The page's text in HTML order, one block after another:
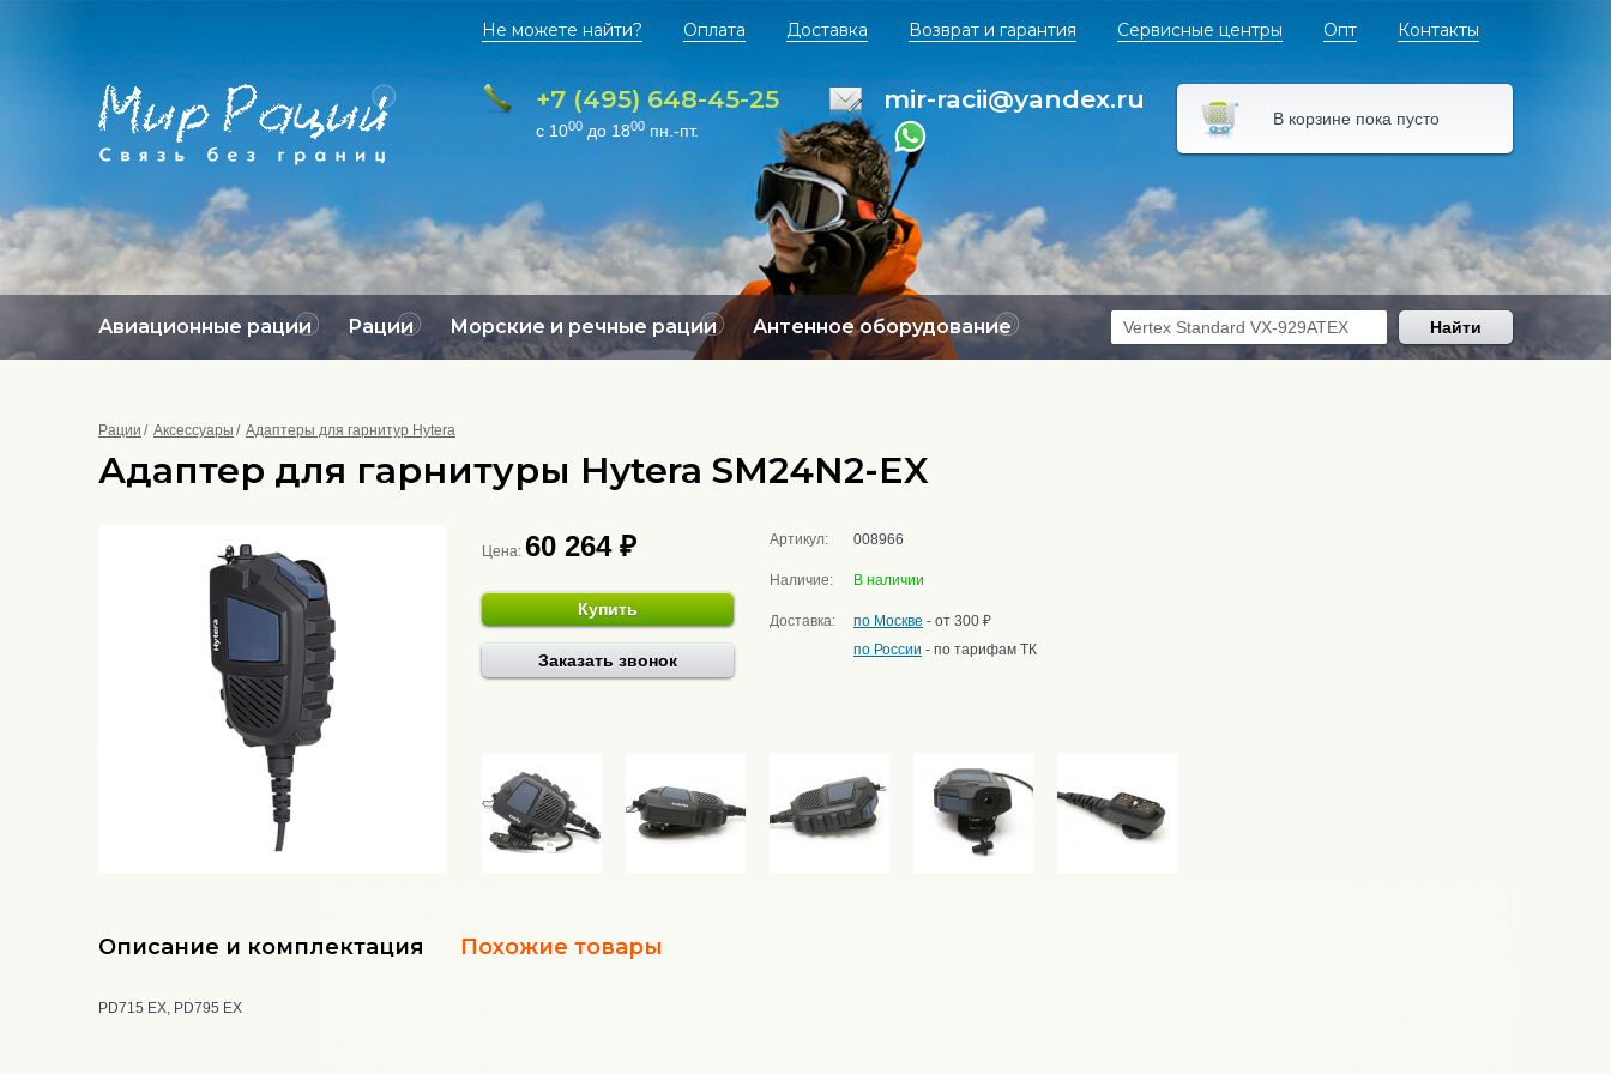
Не можете найти? Оплата Доставка Возврат и гарантия Сервисные центры Опт Контакты
+7 (495) 648-45-25
с 1000 до 1800 пн.-пт.
mir-racii@yandex.ru
В корзине пока пусто
Авиационные рации Рации Морские и речные рации Антенное оборудование Найти
Рации Аксессуары Адаптеры для гарнитур Hytera
Адаптер для гарнитуры Hytera SM24N2-EX
Цена: 60 264 ₽
Купить
Заказать звонок
Артикул: 008966
Наличие: В наличии
Доставка: по Москве - от 300 ₽
по России - по тарифам ТК
Описание и комплектация Похожие товары
PD715 EX, PD795 EX